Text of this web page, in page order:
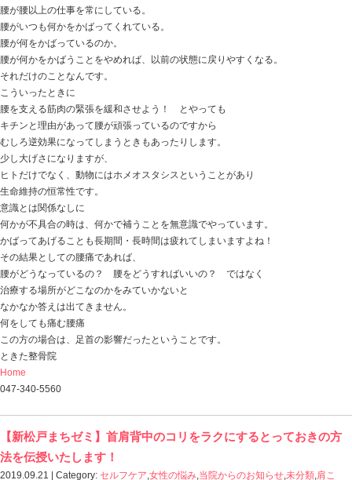
「体が柔らかくなれば運動が上手くなる」
「体が柔らかければケガをすることが少なくなる」
って返答がほとんどです。
実は…カラダが柔らかいのと、
カラダが固いこと
どっちが良い！悪い！って一概に言えることではなく、
どちらにもメリット・デメリットが存在するのです。
もしかしたら、カラダを柔らかくすることで
今までの良いパフォーマンスが出せなくなってしまうこ
カラダが柔らかいのと固いのとでは、ケガの種類が変わ
柔らかいからケガしない！
ということでもないです。
カラダが柔らかいことのメリットは
チカラを分散することができる
動きに幅があるのでいろんな方向に行きやすい
デメリットは
チカラを集約することが難しくなる
安定性がない
カラダが固いことのメリットは
チカラを集約するこが容易になり力強い動きができ